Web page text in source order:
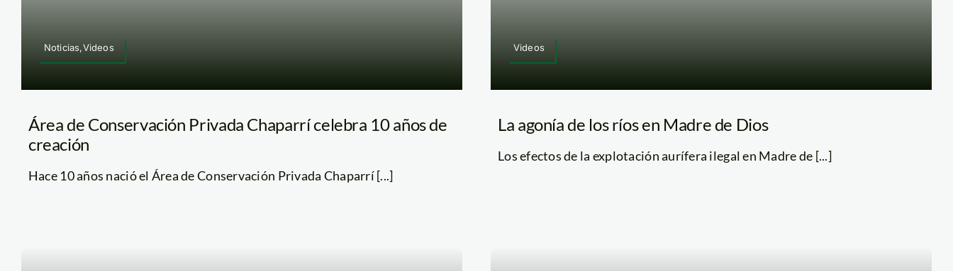
Noticias,Videos
Área de Conservación Privada Chaparrí celebra 10 años de
creación
Hace 10 años nació el Área de Conservación Privada Chaparrí [...]
Videos
La agonía de los ríos en Madre de Dios
Los efectos de la explotación aurífera ilegal en Madre de [...]